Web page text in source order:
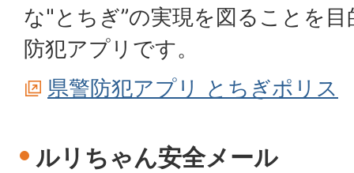
な"とちぎ”の実現を図ることを
防犯アプリです。
県警防犯アプリ とちぎポリス
ルリちゃん安全メール